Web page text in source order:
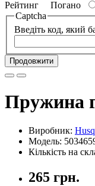
Рейтинг Погано
Captcha
Введіть код, який
Продовжити
Пружина
Виробник:
Модель:
Кількість на
265 грн.